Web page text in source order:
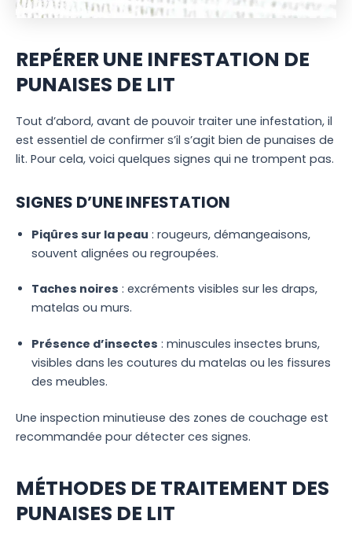
REPÉRER UNE INFESTATION DE
PUNAISES DE LIT
Tout d’abord, avant de pouvoir traiter une infestation, il
est essentiel de confirmer s’il s’agit bien de punaises de
lit. Pour cela, voici quelques signes qui ne trompent pas.
SIGNES D’UNE INFESTATION
Piqûres sur la peau : rougeurs, démangeaisons,
souvent alignées ou regroupées.
Taches noires : excréments visibles sur les draps,
matelas ou murs.
Présence d’insectes : minuscules insectes bruns,
visibles dans les coutures du matelas ou les fissures
des meubles.
Une inspection minutieuse des zones de couchage est
recommandée pour détecter ces signes.
MÉTHODES DE TRAITEMENT DES
PUNAISES DE LIT